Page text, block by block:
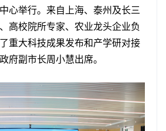
心举行。来自上海、泰州及长三
高校院所专家、农业龙头企业负
重大科技成果发布和产学研对接
府副市长周小慧出席。